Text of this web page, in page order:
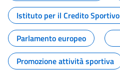
Istituto per il Credito Sportivo
Parlamento europeo
Promozione attività sportiva